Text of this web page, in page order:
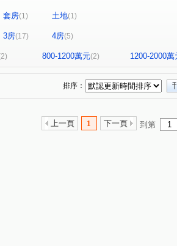
遠雄未來市 (1)
日光流域 (1) 遠雄夏沐
世家 亞昕一見(1) 宜誠金品翡翠區(1)
寶億蒔尚(1) 桃大誠(1) 文中東路(1)
同德五街 (1) 大華五街(1)
文化
建國東路(1) 文中三路(2) 力行路(1)
莊
國際路一段 (1) 青溪一路(1)
新
套房(1) 土地(1)
3房(17) 4房(5)
800-1200萬元(2) 1200-2000萬
排序：
上一頁 1 下一頁 到第